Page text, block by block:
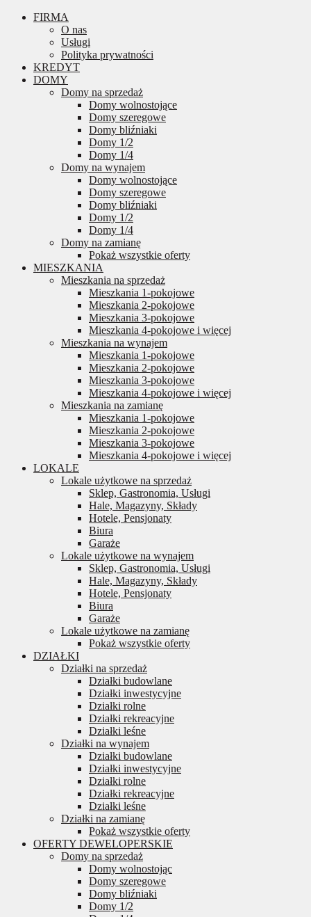
FIRMA
O nas
Usługi
Polityka prywatności
KREDYT
DOMY
Domy na sprzedaż
Domy wolnostojące
Domy szeregowe
Domy bliźniaki
Domy 1/2
Domy 1/4
Domy na wynajem
Domy wolnostojące
Domy szeregowe
Domy bliźniaki
Domy 1/2
Domy 1/4
Domy na zamianę
Pokaż wszystkie oferty
MIESZKANIA
Mieszkania na sprzedaż
Mieszkania 1-pokojowe
Mieszkania 2-pokojowe
Mieszkania 3-pokojowe
Mieszkania 4-pokojowe i więcej
Mieszkania na wynajem
Mieszkania 1-pokojowe
Mieszkania 2-pokojowe
Mieszkania 3-pokojowe
Mieszkania 4-pokojowe i więcej
Mieszkania na zamianę
Mieszkania 1-pokojowe
Mieszkania 2-pokojowe
Mieszkania 3-pokojowe
Mieszkania 4-pokojowe i więcej
LOKALE
Lokale użytkowe na sprzedaż
Sklep, Gastronomia, Usługi
Hale, Magazyny, Składy
Hotele, Pensjonaty
Biura
Garaże
Lokale użytkowe na wynajem
Sklep, Gastronomia, Usługi
Hale, Magazyny, Składy
Hotele, Pensjonaty
Biura
Garaże
Lokale użytkowe na zamianę
Pokaż wszystkie oferty
DZIAŁKI
Działki na sprzedaż
Działki budowlane
Działki inwestycyjne
Działki rolne
Działki rekreacyjne
Działki leśne
Działki na wynajem
Działki budowlane
Działki inwestycyjne
Działki rolne
Działki rekreacyjne
Działki leśne
Działki na zamianę
Pokaż wszystkie oferty
OFERTY DEWELOPERSKIE
Domy na sprzedaż
Domy wolnostojąc
Domy szeregowe
Domy bliźniaki
Domy 1/2